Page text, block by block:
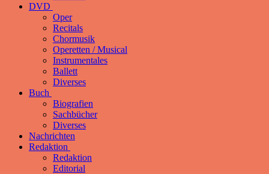
DVD
Oper
Recitals
Chormusik
Operetten / Musical
Instrumentales
Ballett
Diverses
Buch
Biografien
Sachbücher
Diverses
Nachrichten
Redaktion
Redaktion
Editorial